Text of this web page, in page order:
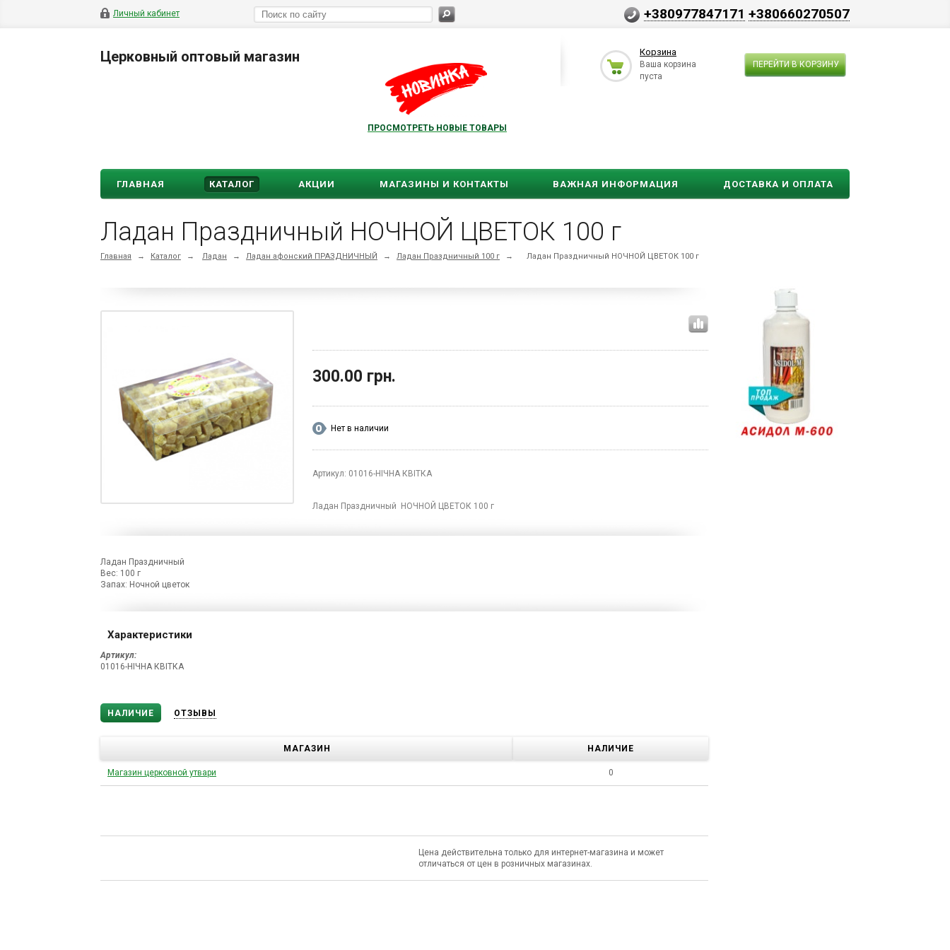
Личный кабинет +380977847171 +380660270507
Церковный оптовый магазин
ПРОСМОТРЕТЬ НОВЫЕ ТОВАРЫ
Корзина
Ваша корзина
пуста
ПЕРЕЙТИ В КОРЗИНУ
ГЛАВНАЯ КАТАЛОГ АКЦИИ МАГАЗИНЫ И КОНТАКТЫ ВАЖНАЯ ИНФОРМАЦИЯ ДОСТАВКА И ОПЛАТА
Ладан Праздничный НОЧНОЙ ЦВЕТОК 100 г
Главная → Каталог → Ладан → Ладан афонский ПРАЗДНИЧНЫЙ → Ладан Праздничный 100 г → Ладан Праздничный НОЧНОЙ ЦВЕТОК 100 г
300.00 грн.
Нет в наличии
Артикул: 01016-НІЧНА КВІТКА
Ладан Праздничный НОЧНОЙ ЦВЕТОК 100 г
Ладан Праздничный
Вес: 100 г
Запах: Ночной цветок
Характеристики
Артикул:
01016-НІЧНА КВІТКА
НАЛИЧИЕ ОТЗЫВЫ
МАГАЗИН НАЛИЧИЕ
Магазин церковной утвари 0
Цена действительна только для интернет-магазина и может
отличаться от цен в розничных магазинах.